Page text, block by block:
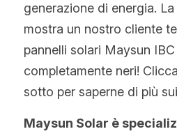
generazione di energia.
mostra un nostro cliente
pannelli solari Maysun
completamente neri!
sotto per saperne di più
Maysun Solar è